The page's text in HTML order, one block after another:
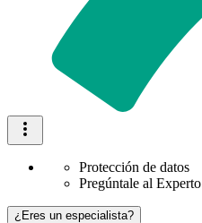
Protección de datos
Pregúntale al Experto
¿Eres un especialista?